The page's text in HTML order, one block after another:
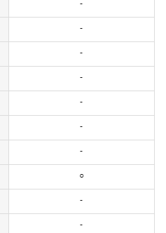
-
-
-
-
-
-
-
○
-
-